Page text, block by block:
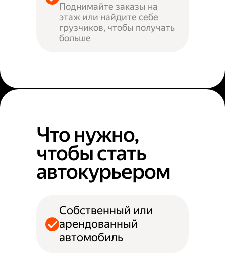
Поднимайте заказы на
этаж или найдите себе
грузчиков, чтобы получать
больше
Что нужно,
чтобы стать
автокурьером
Собственный или
арендованный
автомобиль